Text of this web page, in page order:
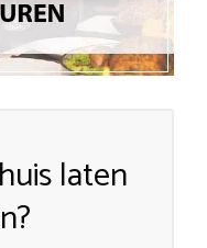
laten